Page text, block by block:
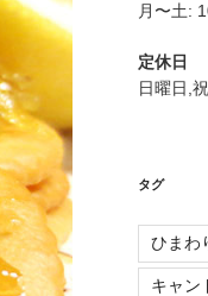
月〜土:
定休日
日曜日,
タグ
ひまわ
キャン